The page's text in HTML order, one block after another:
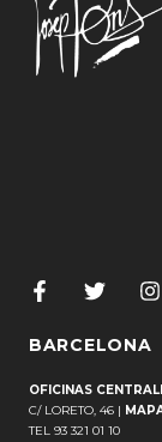
BARCELONA
OFICINAS
C/ LORETO, 46 |
TEL 93 321 01 10